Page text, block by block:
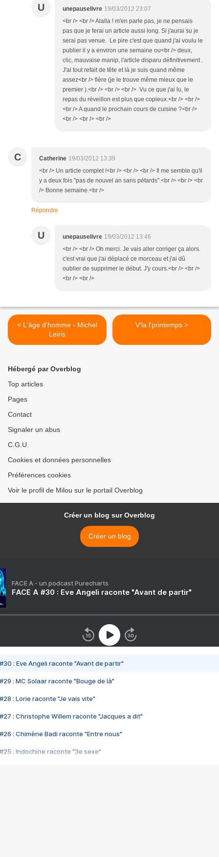
U unepauselivre 19/03/2012 23:07
<br /> <br /> Alalla ! m'en parle pas, je ne pensais
pas que je ferai un article aussi long. Si j'aurai su je
serai pas venue. Le pire c'est que quand j'ai voulu le
publier il y a environ une semaine ou<br /> deux,
clic, mauvaise manip, l'article disparu définitivement .
J'ai tout refait de tête et là je suis quand même
assez<br /> fière (je le trouve même mieux que le
premier ).<br /> <br /> <br /> Vu ce que j'ai lu, le
repas du réveillon est plus que copieux.<br /> <br />
<br /> A quand le prochain cours de cuisine ?<br />
<br /> <br /> <br />
C Catherine 19/03/2012 13:39
<br /> Un article complet !<br /> <br /> <br /> Il me semble qu'il
y a deux fois "pas de nouvel an sans pétards".<br /> <br /> <br
/> Bonne semaine.<br />
Répondre
U unepauselivre 19/03/2012 13:46
<br /> <br /> Oh merci. Je vais aller corriger ça alors.
c'est vrai que j'ai déplacé ce morceau et j'ai dû
oublier de supprimer le début. J'y cours.<br /> <br />
<br /> <br />
< L'âge d'homme - Michel
Leiris
V'la l'printemps >
Hébergé par Overblog
Top articles
Pages
Contact
Signaler un abus
C.G.U.
Cookies et données personnelles
Préférences cookies
Voir le profil de Milou sur le portail Overblog
Créer un blog sur Overblog
Créer un blog
FACE A - un podcast Purecharts
FACE A #30 : Eve Angeli raconte "Avant de partir"
#30 : Eve Angeli raconte "Avant de partir"
#29 : MC Solaar raconte "Bouge de là"
#28 : Lorie raconte "Je vais vite"
#27 : Christophe Willem raconte "Jacques a dit"
#26 : Chimène Badi raconte "Entre nous"
#25 : Indochine raconte "3e sexe"